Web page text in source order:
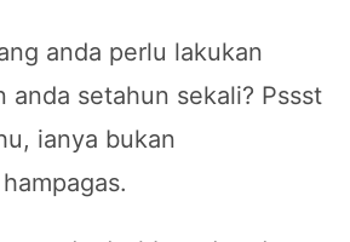
anda perlu lakukan
anda setahun sekali? Pssst
ianya bukan